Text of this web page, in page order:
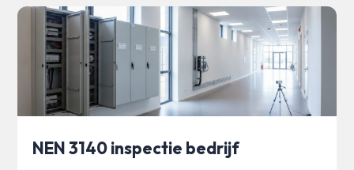
NEN 3140 inspectie bedrijf